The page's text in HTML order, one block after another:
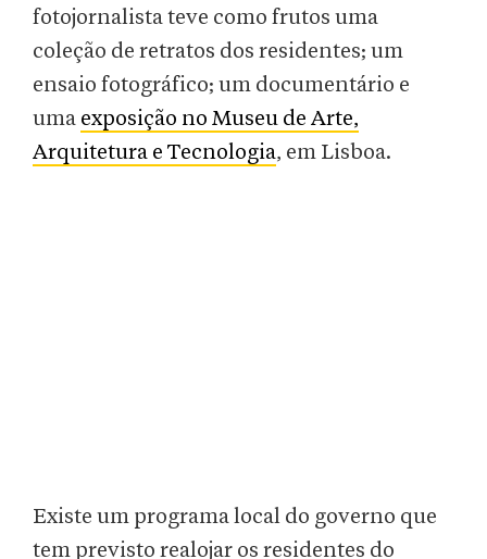
fotojornalista teve como frutos uma
coleção de retratos dos residentes; um
ensaio fotográfico; um documentário e
uma exposição no Museu de Arte,
Arquitetura e Tecnologia, em Lisboa.
Existe um programa local do governo que
tem previsto realojar os residentes do